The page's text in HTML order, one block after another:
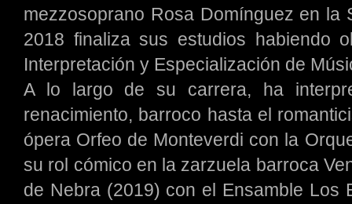
mezzosoprano Rosa Domínguez en la
2018 finaliza sus estudios habiendo
Interpretación y Especialización de
A lo largo de su carrera, ha
renacimiento, barroco hasta el
ópera Orfeo de Monteverdi con la
su rol cómico en la zarzuela barroca
de Nebra (2019) con el Ensamble Los